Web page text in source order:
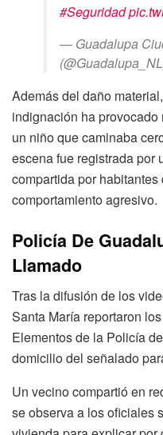
#Seguridad
— Guadalupa
Además del daño
indignación ha
un niño que caminaba
escena fue registrada por
compartida por
comportamiento agresivo.
Policía De
Llamado
Tras la difusión de los
Santa María reportaron
Elementos de la Policía
domicilio del señalado
Un vecino compartió en
se observa a los oficiales